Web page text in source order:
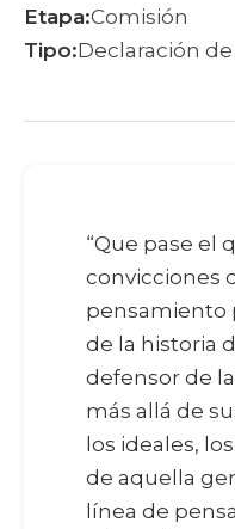
Etapa:Comisión
Tipo:Declaración
“Que pase el
convicciones
pensamiento
de la historia
defensor de
más allá de
los ideales,
de aquella
línea de